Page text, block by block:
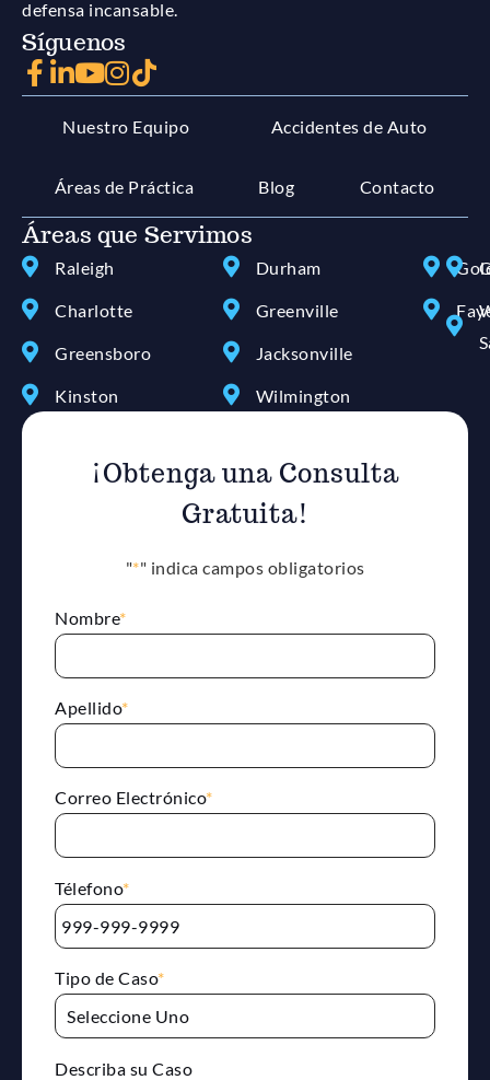
defensa incansable.
Síguenos
Nuestro Equipo Accidentes de Auto
Áreas de Práctica Blog Contacto
Áreas que Servimos
Raleigh
Charlotte
Greensboro
Kinston
Durham
Greenville
Jacksonville
Wilmington
¡Obtenga una Consulta
Gratuita!
"*" indica campos obligatorios
Nombre*
Apellido*
Correo Electrónico*
Télefono*
Tipo de Caso*
Describa su Caso